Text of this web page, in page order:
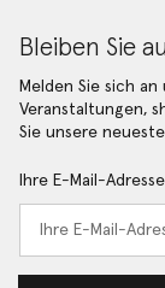
Bleiben Sie
Melden Sie sich
Veranstaltungen,
Sie unsere
Ihre E-Mail-Adresse